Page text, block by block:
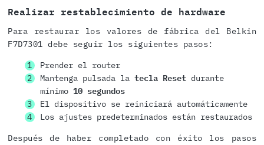
Realizar restablecimiento de hardware
Para restaurar los valores de fábrica del Belkin
F7D7301 debe seguir los siguientes pasos:
Prender el router
Mantenga pulsada la tecla Resetdurante
mínimo 10 segundos
El dispositivo se reiniciará automáticamente
Los ajustes predeterminados están restaurados
Después de haber completado con éxito los pasos